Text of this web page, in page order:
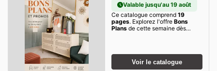
Valable jusqu'au 19 août
Ce catalogue comprend 19
pages. Explorez l'offre Bons
Plansde cette semaine dès
Voir le catalogue